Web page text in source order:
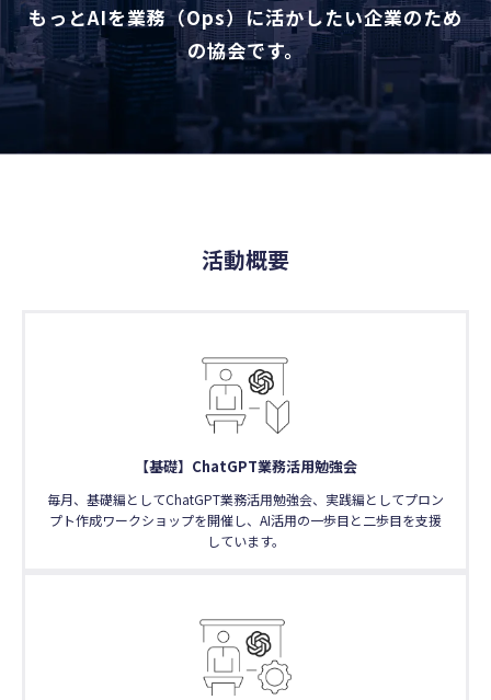
もっとAIを業務（Ops）に活かしたい企業のため
の協会です。
活動概要
【基礎】ChatGPT業務活用勉強会
毎月、基礎編としてChatGPT業務活用勉強会、実践編としてプロン
プト作成ワークショップを開催し、AI活用の一歩目と二歩目を支援
しています。